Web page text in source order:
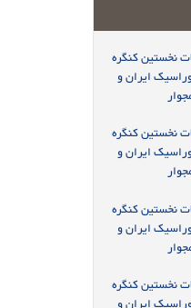
نخستین کنگره
ایران و
نخستین کنگره
ایران و
نخستین کنگره
ایران و
نخستین کنگره